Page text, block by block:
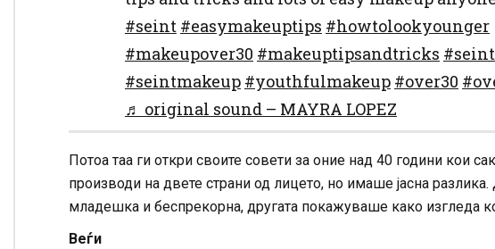
#seint #easymakeuptips #howtolookyounger
#makeupover30 #makeuptipsandtricks
#seintmakeup #youthfulmakeup #over30
♬ original sound – MAYRA LOPEZ
Потоа таа ги откри своите совети за оние над 40 години кои
производи на двете страни од лицето, но имаше јасна
младешка и беспрекорна, другата покажуваше како изгледа
Веѓи